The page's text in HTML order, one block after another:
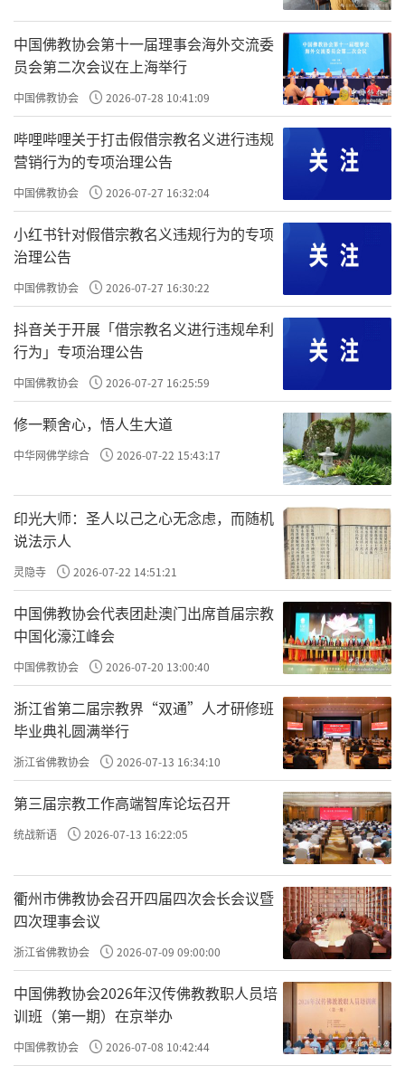
从心上改，就是“格物
致知”。所以袁了凡讲的，跟王阳明讲的，跟孔子、孟子讲
的，跟尧舜禹讲的是一样的。所以袁了凡改命就能改得这么
好。但是很多学《了凡四训》的人，命改不好，是因为他学
的是了凡的“术”。
才是根本之道。事上改、理上
改，非究竟廓然之道、非圣贤之道。
《了凡四训》里面讲了好多救人、铺路、布施
……
子，如果你也去布施、铺路、救助
，以为这样就积福报
直断其根。
原文：大抵最上治心，当下清净，才动即觉，觉之即
无；苟未能然，须明理以遣之；又未能然，须随事以禁之。
最上是治心，其次是 。最上是
改，次一些 理上改，最次的是事上改
不同，而 ， 。
就是让心 当下清净，才动即觉，觉之即无。治心怎
！就一个字
。跟讲阳明心学、讲知行合一、讲格
物致知，是一样一样的。格物致知，就是一个字觉。四念
处、格物致知，就是四觉；觉身体、觉情绪、觉思想、觉真
相。四觉是
，也就是王阳明说的“随他
多少邪思枉念，这里一觉，都自消融。真个是‘灵丹一粒，
点铁成金’”。觉之即无，就是“这里一觉，都是消融”。
原文：以上事而兼行下功，未为失策；执下而昧上，则
以上事就是治心 心上改，然后再去
明理，再去事上改，这个不失策，这个可以。但如果执下而
昧上，则拙矣，执着在事上改、理上改，但是昧上，对心上
改是无明的、是愚昧的、是不明白的， 则拙矣，就笨了，这
方法就不灵了。
理上改、事上改。
但如果只是理上改、事上改，不去从心上改，你就拙矣，你
就笨了。这个
就不行了，就不灵了；你想改命，改成像
袁了凡这么大的改命效果，不可能，你改不了。
所以，格物致知是改命的唯一方法；坐禅，没用的。
简单说佛在《楞严经》里讲的布施、持戒、忍辱、精
进、禅定，它们比起般若，百千万亿分之一，乃至算数、譬
喻所不能及。
中国佛教协会第十一届理事会海外交流委
员会第二次会议在上海举行
中国佛教协会 2026-07-28 10:41:09
哔哩哔哩关于打击假借宗教名义进行违规
营销行为的专项治理公告
中国佛教协会 2026-07-27 16:32:04
小红书针对假借宗教名义违规行为的专项
治理公告
中国佛教协会 2026-07-27 16:30:22
抖音关于开展「借宗教名义进行违规牟利
行为」专项治理公告
中国佛教协会 2026-07-27 16:25:59
修一颗舍心，悟人生大道
中华网佛学综合 2026-07-22 15:43:17
印光大师：圣人以己之心无念虑，而随机
说法示人
灵隐寺 2026-07-22 14:51:21
中国佛教协会代表团赴澳门出席首届宗教
中国化濠江峰会
中国佛教协会 2026-07-20 13:00:40
浙江省第二届宗教界“双通”人才研修班
毕业典礼圆满举行
浙江省佛教协会 2026-07-13 16:34:10
第三届宗教工作高端智库论坛召开
统战新语 2026-07-13 16:22:05
衢州市佛教协会召开四届四次会长会议暨
四次理事会议
浙江省佛教协会 2026-07-09 09:00:00
中国佛教协会2026年汉传佛教教职人员培
训班（第一期）在京举办
中国佛教协会 2026-07-08 10:42:44